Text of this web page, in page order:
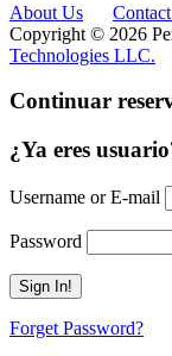
About Us
Copyright © 2026
Technologies LLC.
Continuar
¿Ya eres
Username or E-mail
Password
Forget Password?